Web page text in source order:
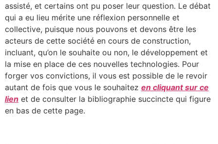
assisté, et certains ont pu poser leur question. Le débat
qui a eu lieu mérite une réflexion personnelle et
collective, puisque nous pouvons et devons être les
acteurs de cette société en cours de construction,
incluant, qu’on le souhaite ou non, le développement et
la mise en place de ces nouvelles technologies. Pour
forger vos convictions, il vous est possible de le revoir
autant de fois que vous le souhaitez en cliquant sur ce
lien et de consulter la bibliographie succincte qui figure
en bas de cette page.